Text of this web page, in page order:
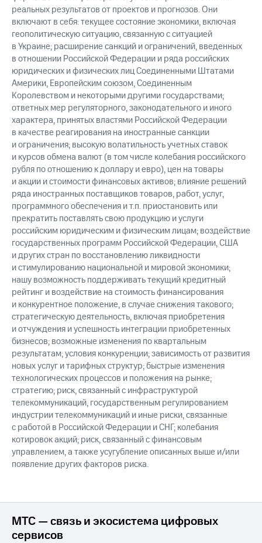
реальных результатов от проектов и прогнозов. Они
включают в себя: текущее состояние экономики, включая
геополитическую ситуацию, связанную с ситуацией
в Украине; расширение санкций и ограничений, введенных
в отношении Российской Федерации и ряда российских
юридических и физических лиц Соединенными Штатами
Америки, Европейским союзом, Соединенным
Королевством и некоторыми другими государствами;
ответных мер регуляторного, законодательного и иного
характера, принятых властями Российской Федерации
в качестве реагирования на иностранные санкции
и ограничения; высокую волатильность учетных ставок
и курсов обмена валют (в том числе колебания российского
рубля по отношению к доллару и евро), цен на товары
и акции и стоимости финансовых активов; влияние решений
ряда иностранных поставщиков товаров, работ, услуг,
программного обеспечения и т.п. приостановить или
прекратить поставлять свою продукцию и услуги
российским юридическим и физическим лицам; воздействие
государственных программ Российской Федерации, США
и других стран по восстановлению ликвидности
и стимулированию национальной и мировой экономики;
нашу возможность поддерживать текущий кредитный
рейтинг и воздействие на стоимость финансирования
и конкурентное положение, в случае снижения такового;
стратегическую деятельность, включая приобретения
и отчуждения и успешность интеграции приобретенных
бизнесов; возможные изменения по квартальным
результатам; условия конкуренции; зависимость от развития
новых услуг и тарифных структур; быстрые изменения
технологических процессов и положения на рынке;
стратегию; риск, связанный с инфраструктурой
телекоммуникаций, государственным регулированием
индустрии телекоммуникаций и иные риски, связанные
с работой в Российской Федерации и СНГ; колебания
котировок акций; риск, связанный с финансовым
управлением, а также усугубление описанных выше и/или
появление других факторов риска.
МТС — связь и экосистема цифровых
сервисов